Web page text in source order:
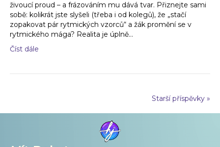
živoucí proud – a frázováním mu dává tvar. Přiznejte sami
sobě: kolikrát jste slyšeli (třeba i od kolegů), že „stačí
zopakovat pár rytmických vzorců“ a žák promění se v
rytmického mága? Realita je úplně…
Číst dále
Starší příspěvky »